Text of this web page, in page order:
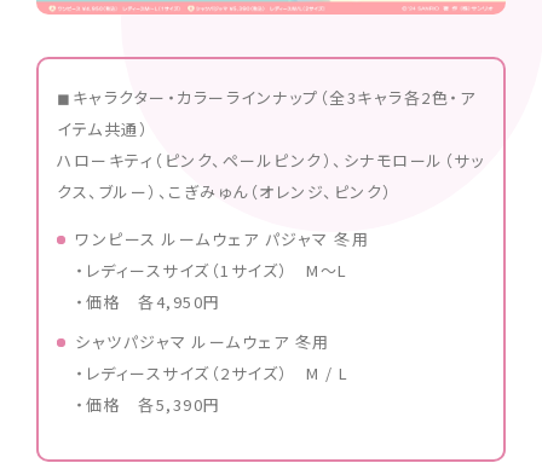
◼︎キャラクター・カラーラインナップ（全3キャラ各2色・ア
イテム共通）
ハローキティ（ピンク、ペールピンク）、シナモロール（サッ
クス、ブルー）、こぎみゅん（オレンジ、ピンク）
ワンピース ルームウェア パジャマ 冬用
・レディースサイズ（1サイズ） M〜L
・価格 各4,950円
シャツパジャマ ルームウェア 冬用
・レディースサイズ（2サイズ） M / L
・価格 各5,390円